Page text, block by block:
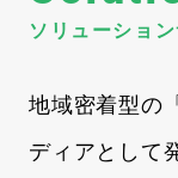
ソリューショ
地域密着型の
ディアとして